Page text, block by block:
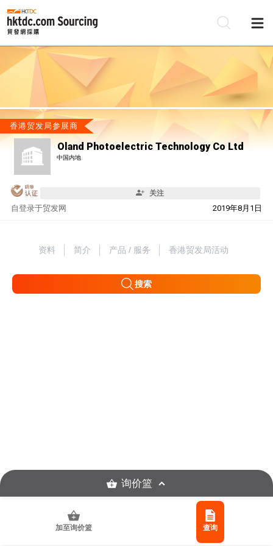
香港贸发局参展商
Oland Photoelectric Technology Co Ltd
中国内地
关注
自 2019年8月1日
登录于贸发网
资料 简介 产品 / 服务 香港贸发局活动
搜索
加至询价篮 查询
询价篮